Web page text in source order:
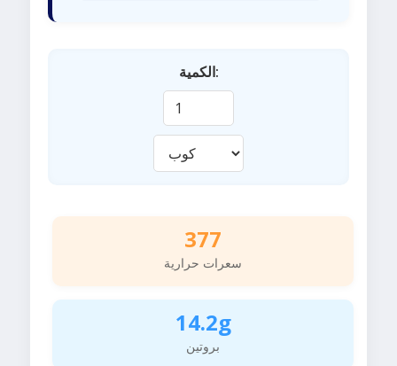
الكمية:
377
سعرات حرارية
14.2g
بروتين